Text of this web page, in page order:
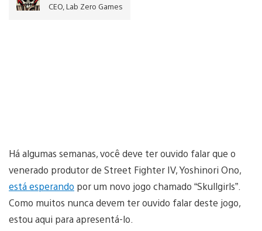
CEO, Lab Zero Games
Há algumas semanas, você deve ter ouvido falar que o
venerado produtor de Street Fighter IV, Yoshinori Ono,
está esperando por um novo jogo chamado “Skullgirls”.
Como muitos nunca devem ter ouvido falar deste jogo,
estou aqui para apresentá-lo.